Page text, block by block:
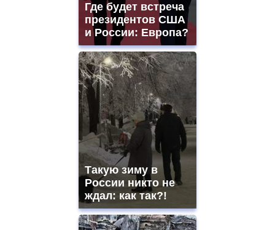
Где будет встреча
президентов США
и России: Европа?
Такую зиму в
России никто не
ждал: как так?!